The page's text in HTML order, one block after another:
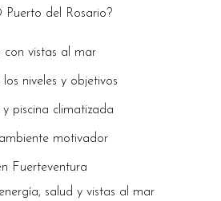
Puerto del Rosario?
con vistas al mar
niveles y objetivos
piscina climatizada
motivador
Fuerteventura
salud y vistas al mar